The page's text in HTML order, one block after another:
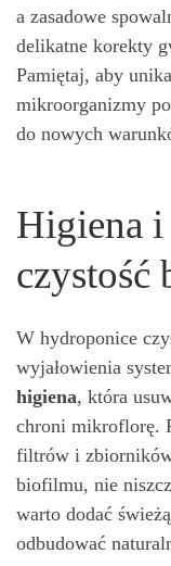
a zasadowe
delikatne korekty
Pamiętaj, aby
mikroorganizmy
do nowych
Higiena
czystość
W hydroponice
wyjałowienia
higiena, która
chroni mikroflorę.
filtrów i
biofilmu, nie
warto dodać
odbudować